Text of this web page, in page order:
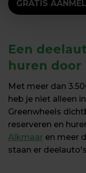
GRATIS
Een
huren door
Met meer dan
heb je niet alleen
Greenwheels
reserveren en
Alkmaar en meer
staan er